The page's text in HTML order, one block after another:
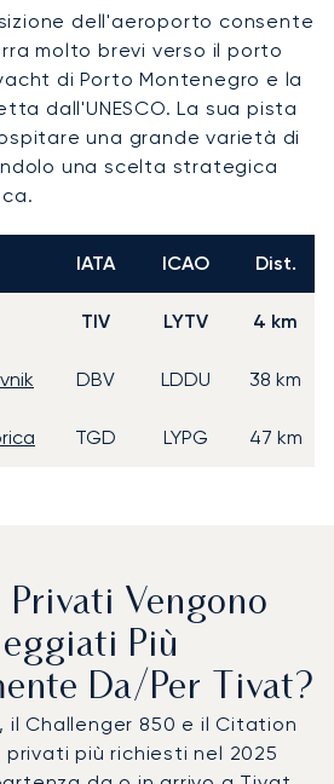
dell'aeroporto consente
molto brevi verso il porto
di Porto Montenegro e la
dall'UNESCO. La sua pista
una grande varietà di
una scelta strategica
IATA ICAO Dist.
TIV LYTV 4 km
DBV LDDU 38 km
TGD LYPG 47 km
Privati Vengono
Più
Da/per Tivat?
il Challenger 850 e il Citation
più richiesti nel 2025